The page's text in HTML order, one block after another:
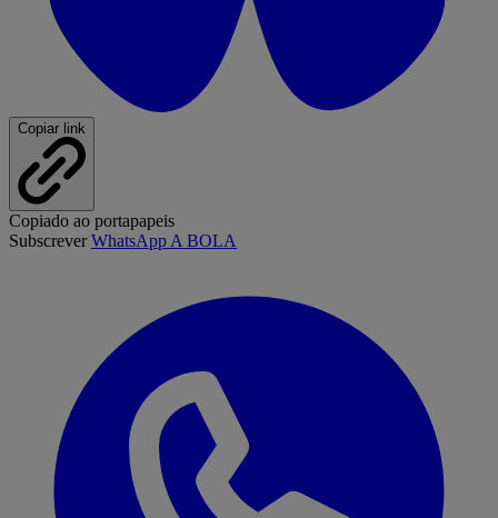
Copiar link
Copiado ao portapapeis
SubscreverWhatsApp A BOLA